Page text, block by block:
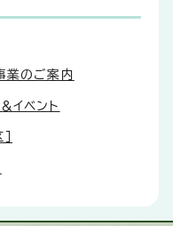
業のご案内
イベント